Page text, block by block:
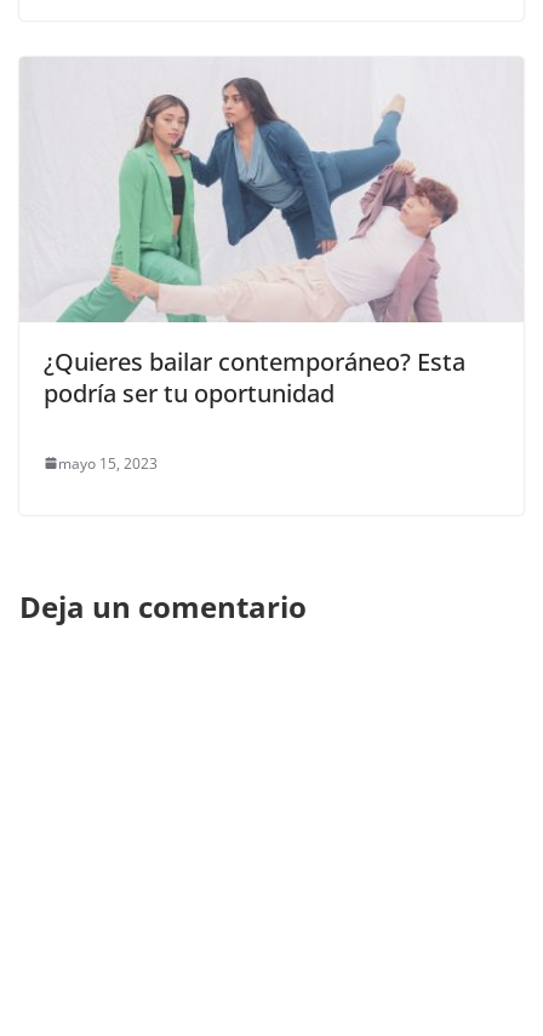
¿Quieres bailar contemporáneo? Esta
podría ser tu oportunidad
mayo 15, 2023
Deja un comentario